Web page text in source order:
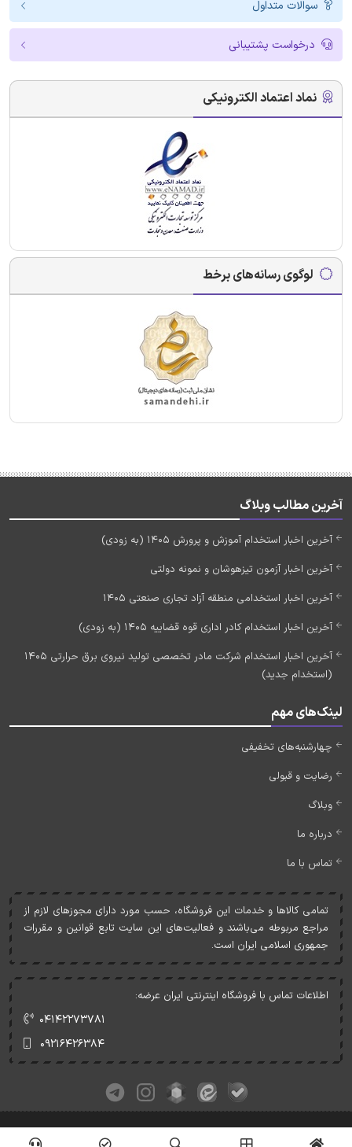
سوالات متداول
درخواست پشتیبانی
نماد اعتماد الکترونیکی
لوگوی رسانه‌های برخط
آخرین مطالب وبلاگ
آخرین اخبار استخدام آموزش و پرورش 1405 (به زودی)
آخرین اخبار آزمون تیزهوشان و نمونه دولتی
آخرین اخبار استخدامی منطقه آزاد تجاری صنعتی 1405
آخرین اخبار استخدام کادر اداری قوه قضاییه 1405 (به زودی)
آخرین اخبار استخدام شرکت مادر تخصصی تولید نیروی برق حرارتی 1405
(استخدام جدید)
لینک‌های مهم
چهارشنبه‌های تخفیفی
رضایت و قبولی
وبلاگ
درباره ما
تماس با ما
تمامی کالاها و خدمات اين فروشگاه، حسب مورد دارای مجوزهای لازم از
مراجع مربوطه می‌باشند و فعاليت‌های اين سايت تابع قوانين و مقررات
جمهوری اسلامی ايران است.
اطلاعات تماس با فروشگاه اینترنتی ایران عرضه:
۰۴۱۴۲۲۷۳۷۸۱
۰۹۲۱۶۴۲۶۳۸۴
کلیه حقوق این وبسایت متعلق به ایران عرضه می‌باشد.